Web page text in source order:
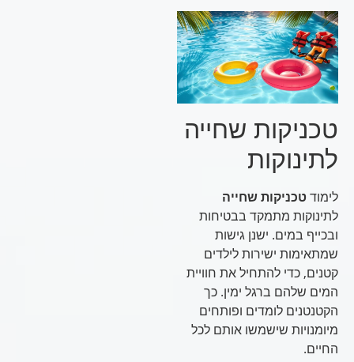
טכניקות שחייה
לתינוקות
לימודטכניקות שחייה
לתינוקות מתמקד בבטיחות
ובכייף במים. ישנן גישות
שמתאימות ישירות לילדים
קטנים, כדי להתחיל את חוויית
המים שלהם ברגל ימין. כך
הקטנטנים לומדים ופותחים
מיומנויות שישמשו אותם לכל
החיים.